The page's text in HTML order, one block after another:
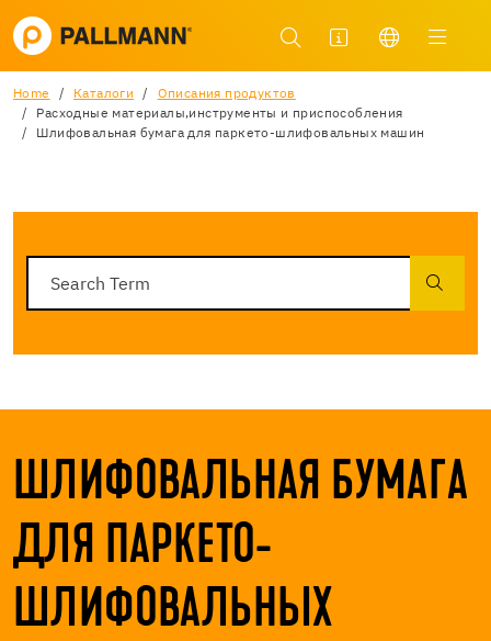
Home Каталоги
Описания продуктов
Расходные материалы,инструменты и приспособления
Шлифовальная бумага для паркето-шлифовальных машин
ШЛИФОВАЛЬНАЯ БУМАГА
ДЛЯ ПАРКЕТО-
ШЛИФОВАЛЬНЫХ